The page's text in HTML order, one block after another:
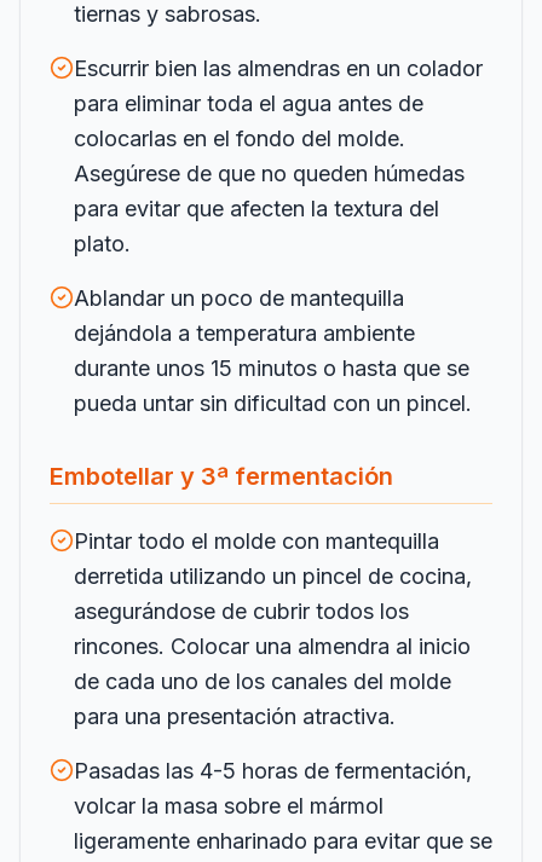
tiernas y sabrosas.
Escurrir bien las almendras en un colador
para eliminar toda el agua antes de
colocarlas en el fondo del molde.
Asegúrese de que no queden húmedas
para evitar que afecten la textura del
plato.
Ablandar un poco de mantequilla
dejándola a temperatura ambiente
durante unos 15 minutos o hasta que se
pueda untar sin dificultad con un pincel.
Embotellar y 3ª fermentación
Pintar todo el molde con mantequilla
derretida utilizando un pincel de cocina,
asegurándose de cubrir todos los
rincones. Colocar una almendra al inicio
de cada uno de los canales del molde
para una presentación atractiva.
Pasadas las 4-5 horas de fermentación,
volcar la masa sobre el mármol
ligeramente enharinado para evitar que se